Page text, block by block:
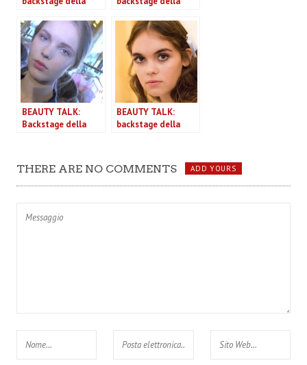
P/E 2016
2016
BEAUTY TALK:
Backstage della
BEAUTY TALK:
backstage della
THERE ARE NO COMMENTS ADD YOURS